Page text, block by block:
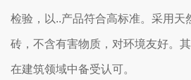
检验，以..产品符合高标准。采用天
砖，不含有害物质，对环境友好。
在建筑领域中备受认可。